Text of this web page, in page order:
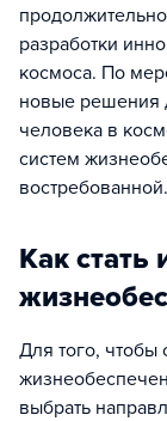
разработки
космоса. По
новые решения
человека в
систем
востребованной.
Как стать
Для того, чтобы
выбрать